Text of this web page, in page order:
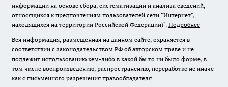
информации на основе сбора, систематизации и анализа сведений,
относящихся к предпочтениям пользователей сети "Интернет",
находящихся на территории Российской Федерации)". Подробнее
Вся информация, размещенная на данном сайте, охраняется в
соответствии с законодательством РФ об авторском праве и не
подлежит использованию кем-либо в какой бы то ни было форме, в
том числе воспроизведению, распространению, переработке не иначе
как с письменного разрешения правообладателя.